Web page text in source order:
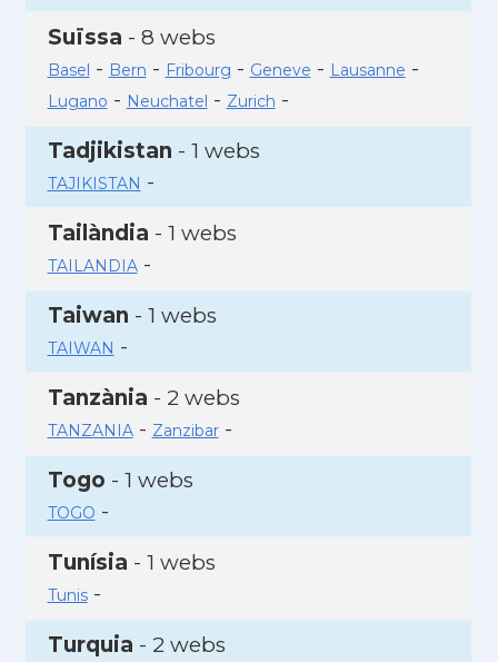
Suïssa - 8 webs
Basel - Bern - Fribourg - Geneve - Lausanne -
Lugano - Neuchatel - Zurich -
Tadjikistan - 1 webs
TAJIKISTAN -
Tailàndia - 1 webs
TAILANDIA-
Taiwan - 1 webs
TAIWAN -
Tanzània - 2 webs
TANZANIA- Zanzibar-
Togo - 1 webs
TOGO -
Tunísia - 1 webs
Tunis-
Turquia - 2 webs